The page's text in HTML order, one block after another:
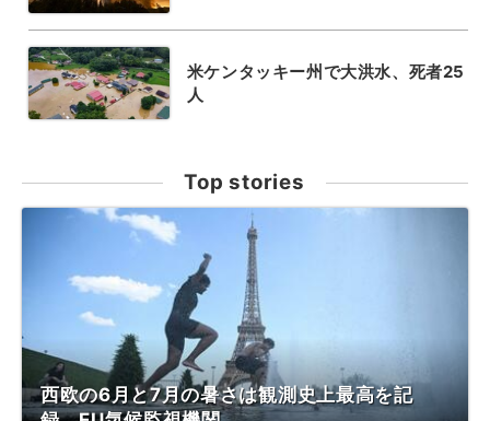
米ケンタッキー州で大洪水、死者25
人
Top stories
西欧の6月と7月の暑さは観測史上最高を記